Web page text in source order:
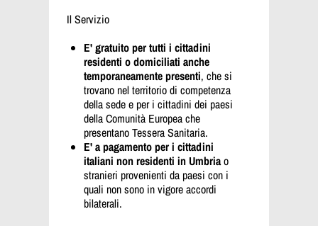
Il Servizio
E' gratuito per tutti i cittadini
residenti o domiciliati anche
temporaneamente presenti, che si
trovano nel territorio di competenza
della sede e per i cittadini dei paesi
della Comunità Europea che
presentano Tessera Sanitaria.
E' a pagamento per i cittadini
italiani non residenti in Umbriao
stranieri provenienti da paesi con i
quali non sono in vigore accordi
bilaterali.